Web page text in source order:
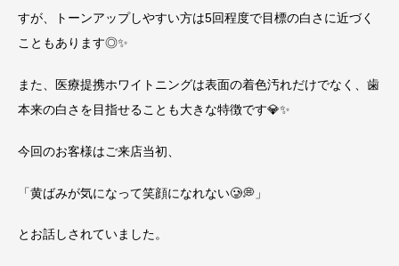
すが、トーンアップしやすい方は5回程度で目標の白さに近づく
こともあります◎✨️
また、医療提携ホワイトニングは表面の着色汚れだけでなく、歯
本来の白さを目指せることも大きな特徴です💎✨
今回のお客様はご来店当初、
「黄ばみが気になって笑顔になれない🥲💭」
とお話しされていました。